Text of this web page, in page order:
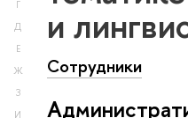
Г
Д
Е
Ж
З
И
и
Сотрудники